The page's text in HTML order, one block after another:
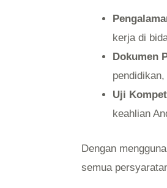
kerja di
Dokumen
Uji
keahlian
Dengan
semua